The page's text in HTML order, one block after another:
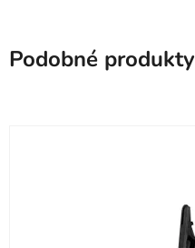
Podobné produkty